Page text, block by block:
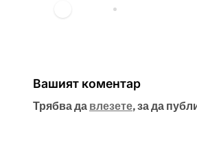
Вашият коментар
Трябва да влезете, за да